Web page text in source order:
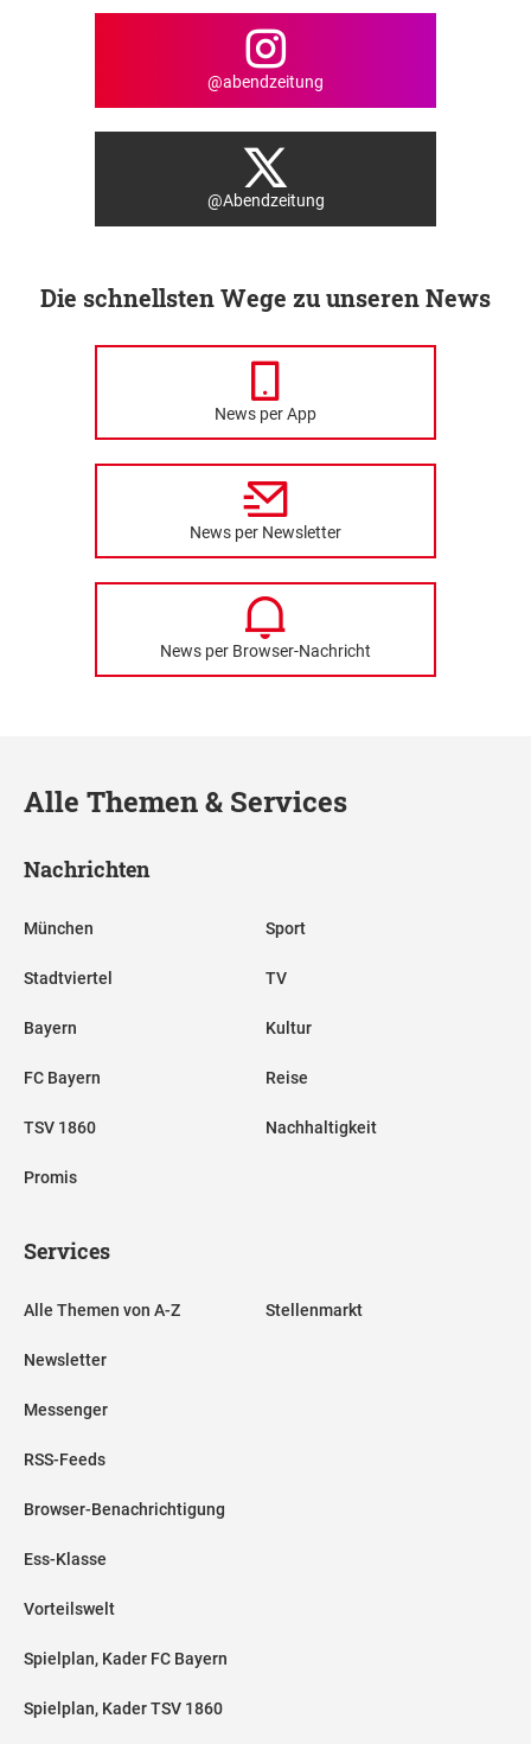
@abendzeitung
@Abendzeitung
Die schnellsten Wege zu unseren News
News per App
News per Newsletter
News per Browser-Nachricht
Alle Themen & Services
Nachrichten
München
Stadtviertel
Bayern
FC Bayern
TSV 1860
Promis
Sport
TV
Kultur
Reise
Nachhaltigkeit
Services
Alle Themen von A-Z
Newsletter
Messenger
RSS-Feeds
Browser-Benachrichtigung
Ess-Klasse
Vorteilswelt
Spielplan, Kader FC Bayern
Spielplan, Kader TSV 1860
Stellenmarkt